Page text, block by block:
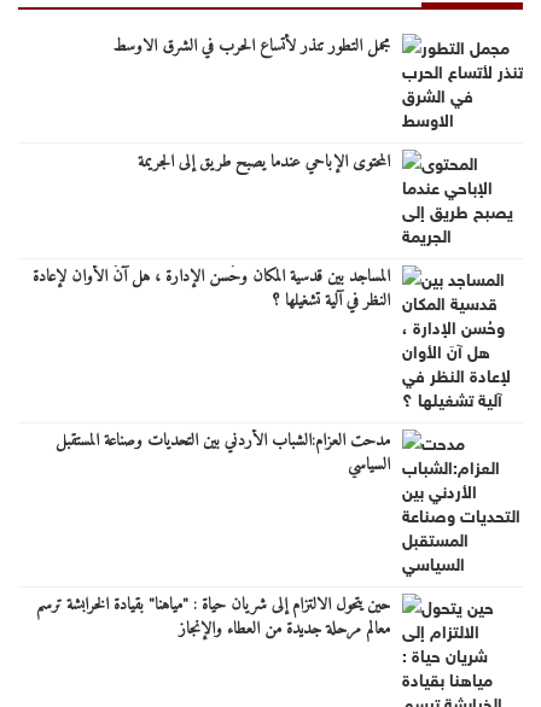
مجمل التطور تنذر لأتساع الحرب في الشرق الاوسط
المحتوى الإباحي عندما يصبح طريق إلى الجريمة
المساجد بين قدسية المكان وحُسن الإدارة ، هل آنَ الأوان لإعادة
النظر في آلية تشغيلها ؟
مدحت العزام:الشباب الأردني بين التحديات وصناعة المستقبل
السياسي
حين يتحول الالتزام إلى شريان حياة : "مياهنا" بقيادة الخرابشة ترسم
معالم مرحلة جديدة من العطاء والإنجاز